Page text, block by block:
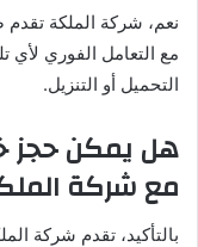
نعم، شركة الملكة تقدم
مع التعامل الفوري لأي
التحميل أو التنزيل.
هل يمكن حجز
مع شركة
بالتأكيد، تقدم شركة